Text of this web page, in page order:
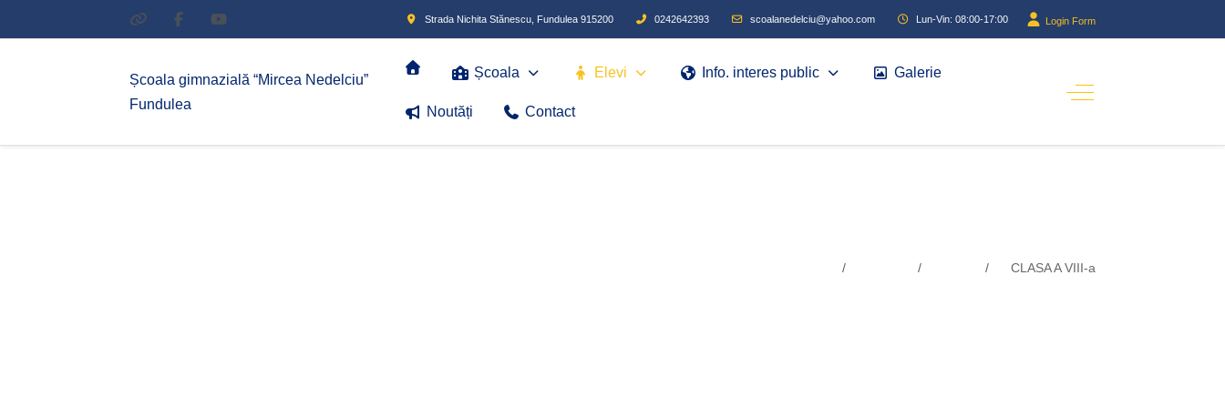
Strada Nichita Stănescu, Fundulea 915200 0242642393 scoalanedelciu@yahoo.com Lun-Vin: 08:00-17:00 Login Form
Școala gimnazială “Mircea Nedelciu”
Fundulea
Școala Elevi Info. interes public Galerie
Noutăți Contact
CLASA A VIII-a